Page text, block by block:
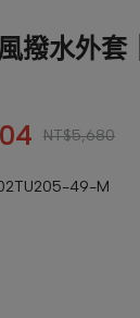
撥水外
NT$5,680
49-M